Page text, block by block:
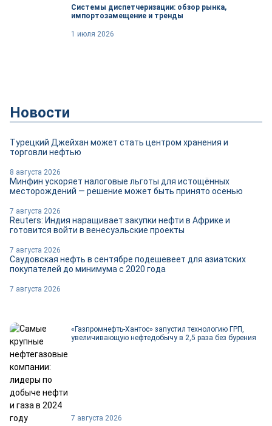
Системы диспетчеризации: обзор рынка,
импортозамещение и тренды
1 июля 2026
Новости
Турецкий Джейхан может стать центром хранения и
торговли нефтью
8 августа 2026
Минфин ускоряет налоговые льготы для истощённых
месторождений — решение может быть принято осенью
7 августа 2026
Reuters: Индия наращивает закупки нефти в Африке и
готовится войти в венесуэльские проекты
7 августа 2026
Саудовская нефть в сентябре подешевеет для азиатских
покупателей до минимума с 2020 года
7 августа 2026
«Газпромнефть-Хантос» запустил технологию ГРП,
увеличивающую нефтедобычу в 2,5 раза без бурения
7 августа 2026